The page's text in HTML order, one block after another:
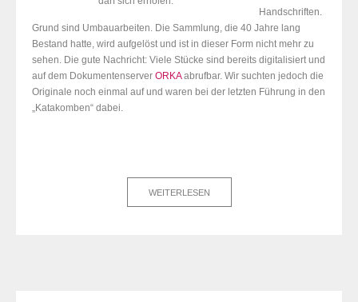
Handschriften.
Grund sind Umbauarbeiten. Die Sammlung, die 40 Jahre lang
Bestand hatte, wird aufgelöst und ist in dieser Form nicht mehr zu
sehen. Die gute Nachricht: Viele Stücke sind bereits digitalisiert und
auf dem Dokumentenserver ORKAabrufbar. Wir suchten jedoch die
Originale noch einmal auf und waren bei der letzten Führung in den
„Katakomben“ dabei.
WEITERLESEN